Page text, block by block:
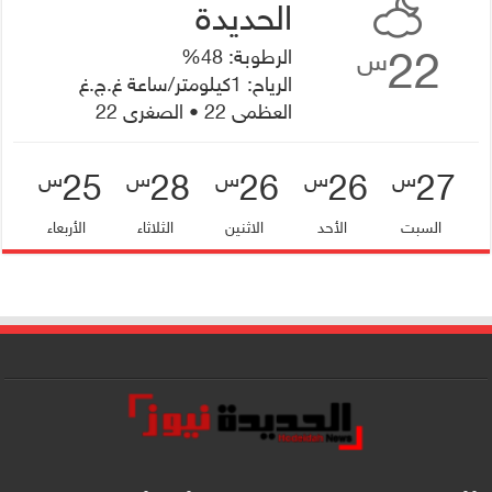
22س
الرطوبة: 48%
الرياح: 1كيلومتر/ساعة غ.ج.غ
العظمى 22 • الصغرى 22
27س
السبت
26س
الأحد
26س
الاثنين
28س
الثلاثاء
25س
الأربعاء